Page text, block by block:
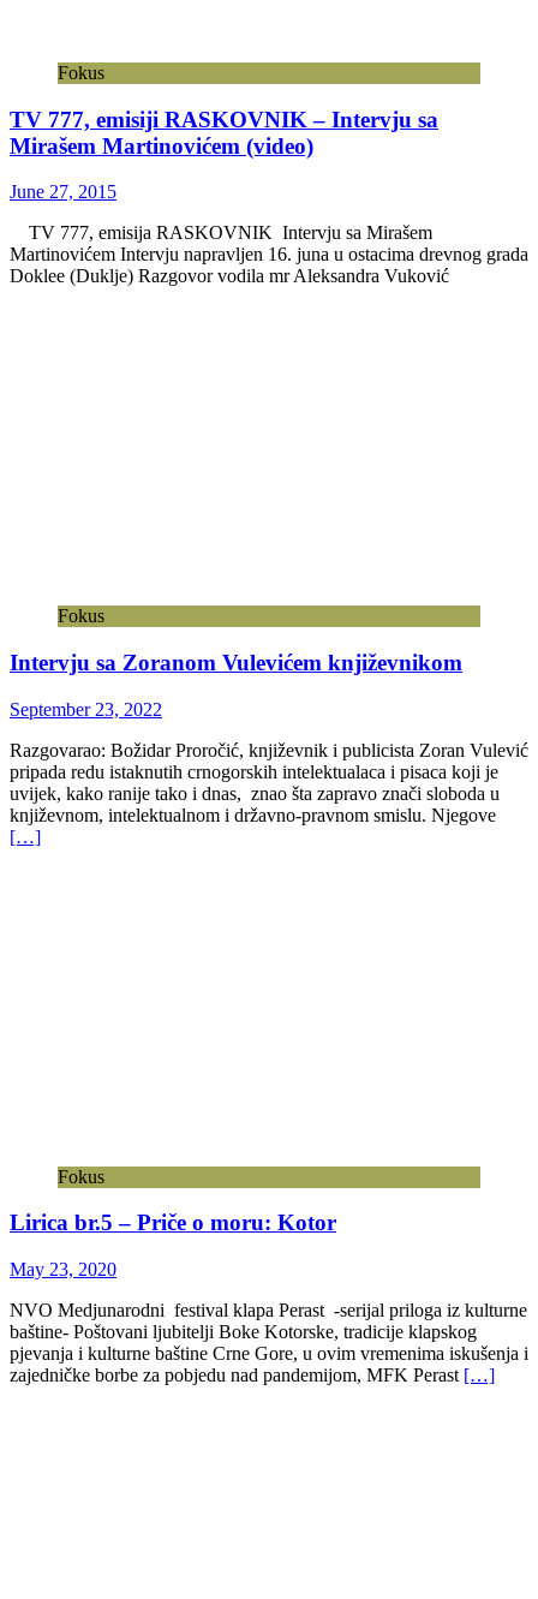
Fokus
TV 777, emisiji RASKOVNIK – Intervju sa
Mirašem Martinovićem (video)
June 27, 2015
TV 777, emisija RASKOVNIK Intervju sa Mirašem
Martinovićem Intervju napravljen 16. juna u ostacima drevnog grada
Doklee (Duklje) Razgovor vodila mr Aleksandra Vuković
Fokus
Intervju sa Zoranom Vulevićem književnikom
September 23, 2022
Razgovarao: Božidar Proročić, književnik i publicista Zoran Vulević
pripada redu istaknutih crnogorskih intelektualaca i pisaca koji je
uvijek, kako ranije tako i dnas, znao šta zapravo znači sloboda u
književnom, intelektualnom i državno-pravnom smislu. Njegove
[…]
Fokus
Lirica br.5 – Priče o moru: Kotor
May 23, 2020
NVO Medjunarodni festival klapa Perast -serijal priloga iz kulturne
baštine- Poštovani ljubitelji Boke Kotorske, tradicije klapskog
pjevanja i kulturne baštine Crne Gore, u ovim vremenima iskušenja i
zajedničke borbe za pobjedu nad pandemijom, MFK Perast […]